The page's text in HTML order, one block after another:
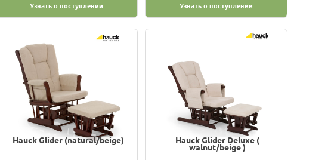
Узнать о поступлении Узнать о поступлении
Hauck Glider (natural/beige) Hauck Glider Deluxe (
walnut/beige )